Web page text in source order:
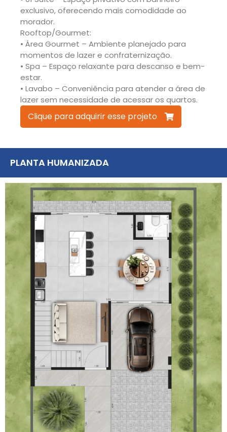
exclusivo, oferecendo mais comodidade ao
morador.
Rooftop/Gourmet:
• Área Gourmet – Ambiente planejado para
momentos de lazer e confraternização.
• Spa – Espaço relaxante para descanso e bem-
estar.
• Lavabo – Conveniência para atender a área de
lazer sem necessidade de acessar os quartos.
Clique para adquirir esse projeto
PLANTA HUMANIZADA